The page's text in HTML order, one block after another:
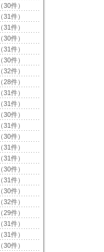
（30件）
（31件）
（31件）
（30件）
（31件）
（30件）
（32件）
（28件）
（31件）
（31件）
（30件）
（31件）
（30件）
（31件）
（31件）
（30件）
（31件）
（30件）
（32件）
（29件）
（31件）
（31件）
（30件）